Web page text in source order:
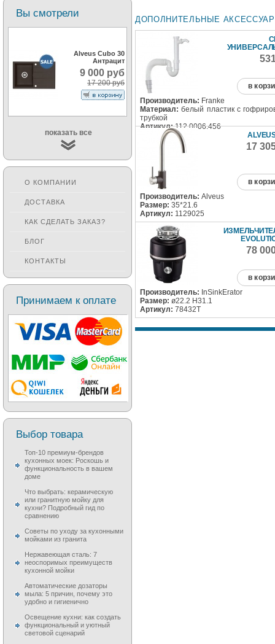
ДОПОЛНИТЕЛЬНЫЕ
в
Производитель: Franke
Материал: белый пластик с
трубкой
Артикул:112.0006.456
17
в
Производитель: Alveus
Размер: 35*21.6
Артикул: 1129025
78
в
Производитель: InSinkErator
Размер: ø22.2 H31.1
Артикул: 78432T
Вы смотрели
Alveus Cubo 30
Антрацит
9 000 руб
17 200 руб
показать все
О КОМПАНИИ
ДОСТАВКА
КАК СДЕЛАТЬ ЗАКАЗ?
БЛОГ
КОНТАКТЫ
Принимаем к оплате
Выбор товара
Топ-10 премиум-брендов
кухонных моек: Роскошь и
функциональность в вашем
доме
Что выбрать: керамическую
или гранитную мойку для
кухни? Подробный гид по
сравнению
Советы по уходу за кухонными
мойками из гранита
Нержавеющая сталь: 7
неоспоримых преимуществ
кухонной мойки
Автоматические дозаторы
мыла: 5 причин, почему это
удобно и гигиенично
Освещение кухни: как создать
функциональный и уютный
световой сценарий